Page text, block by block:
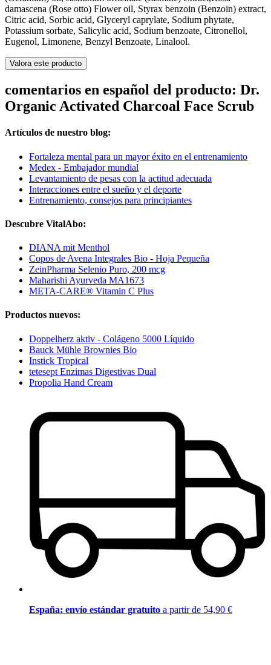
damascena (Rose otto) Flower oil, Styrax benzoin (Benzoin) extract,
Citric acid, Sorbic acid, Glyceryl caprylate, Sodium phytate,
Potassium sorbate, Salicylic acid, Sodium benzoate, Citronellol,
Eugenol, Limonene, Benzyl Benzoate, Linalool.
Valora este producto
comentarios en español del producto: Dr.
Organic Activated Charcoal Face Scrub
Artículos de nuestro blog:
Fortaleza mental para un mayor éxito en el entrenamiento
Medex - Embajador mundial
Levantamiento de pesas con la actitud adecuada
Interacciones entre el sueño y el deporte
Entrenamiento, consejos para principiantes
Descubre VitalAbo:
DIANA mit Menthol
Copos de Avena Integrales Bio - Hoja Pequeña
ZeinPharma Selenio Puro, 200 mcg
Maharishi Ayurveda MA1673
META-CARE® Vitamin C Plus
Productos nuevos:
Doppelherz aktiv - Colágeno 5000 Líquido
Bauck Mühle Brownies Bio
Instick Tropical
tetesept Enzimas Digestivas Dual
Propolia Hand Cream
España: envío estándar gratuito a partir de 54,90 €